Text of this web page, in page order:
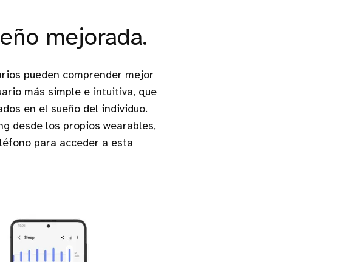
mejorada.
pueden comprender mejor
más simple e intuitiva, que
en el sueño del individuo.
desde los propios wearables,
para acceder a esta